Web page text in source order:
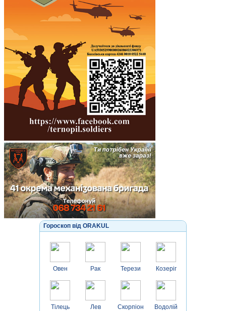
Гороскоп від ORAKUL
Овен
Тілець
Рак
Лев
Терези
Скорпіон
Козеріг
Водолій